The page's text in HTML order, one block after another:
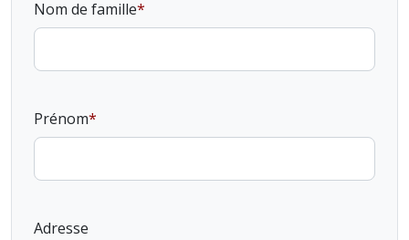
Nom de famille
Prénom
Adresse